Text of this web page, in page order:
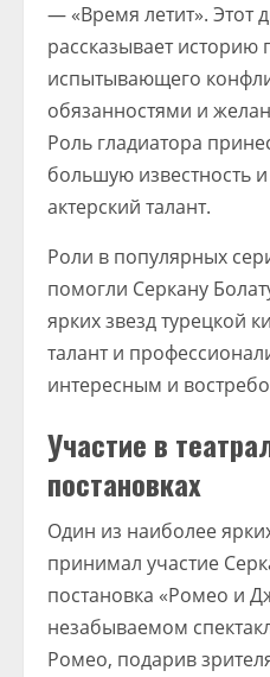
— «Время летит». Этот
рассказывает историю
испытывающего
обязанностями и
Роль гладиатора
большую известность
актерский талант.
Роли в популярных
помогли Серкану
ярких звезд турецкой
талант и
интересным и
Участие в
постановках
Один из наиболее
принимал участие
постановка «Ромео и
незабываемом
Ромео, подарив